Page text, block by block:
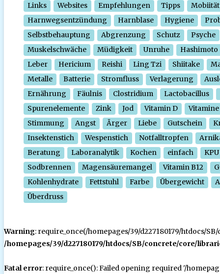
Links
Websites Empfehlungen Tipps
Mobiität
Harnwegsentzündung
Harnblase Hygiene
Selbstbehauptung
Abgrenzung Schutz
Psyche
Muskelschwäche
Müdigkeit Unruhe
Hashimoto
Leber
Hericium Reishi Ling Tzi Shiitake
Metalle
Batterie Stromfluss Verlagerung
Ernährung
Fäulnis Clostridium
Lactobacillus
Spurenelemente
Zink Jod Vitamin D
Vitamine
Stimmung
Angst Ärger Liebe Gutschein
Insektenstich
Wespenstich Notfalltropfen
Beratung
Laboranalytik Kochen einfach
KPU
Sodbrennen
Magensäuremangel Vitamin B12
Kohlenhydrate
Fettstuhl Farbe Übergewicht
Überdruss
Warning: require_once(/homepages/39/d227180179/htdocs/
/homepages/39/d227180179/htdocs/SB/concrete/core/
Fatal error: require_once(): Failed opening required '/